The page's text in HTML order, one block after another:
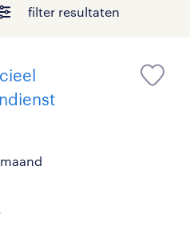
filter resultaten